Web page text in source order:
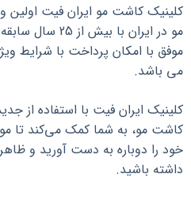
کلینیک کاشت مو ایران فیت اولین
موفق با امکان پرداخت با شرایط
می باشد.
کلینیک ایران فیت با استفاده از
کاشت مو، به شما کمک می‌کند تا
خود را دوباره به دست آورید و
داشته باشید.